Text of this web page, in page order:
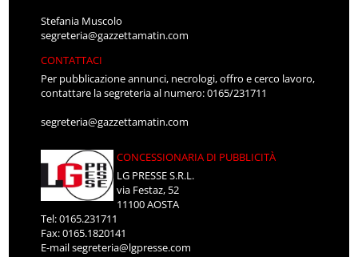
Stefania Muscolo
segreteria@gazzettamatin.com
CONTATTACI
Per pubblicazione annunci, necrologi, offro e cerco lavoro,
contattare la segreteria al numero: 0165/231711
segreteria@gazzettamatin.com
CONCESSIONARIA DI PUBBLICITÀ
LG PRESSE S.R.L.
via Festaz, 52
11100 AOSTA
Tel: 0165.231711
Fax: 0165.1820141
E-mailsegreteria@lgpresse.com